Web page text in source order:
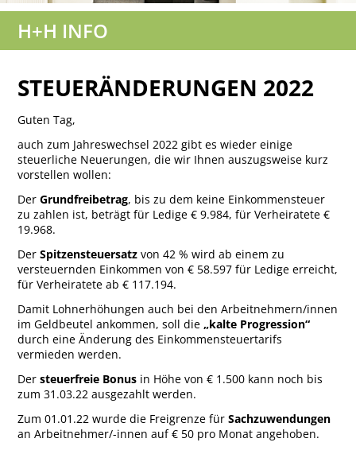
H+H INFO
STEUERÄNDERUNGEN 2022
Guten Tag,
auch zum Jahreswechsel 2022 gibt es wieder einige
steuerliche Neuerungen, die wir Ihnen auszugsweise kurz
vorstellen wollen:
DerGrundfreibetrag, bis zu dem keine Einkommensteuer
zu zahlen ist, beträgt für Ledige € 9.984, für Verheiratete €
19.968.
DerSpitzensteuersatz von 42 % wird ab einem zu
versteuernden Einkommen von € 58.597 für Ledige erreicht,
für Verheiratete ab € 117.194.
Damit Lohnerhöhungen auch bei den Arbeitnehmern/innen
im Geldbeutel ankommen, soll die„kalte Progression“
durch eine Änderung des Einkommensteuertarifs
vermieden werden.
Dersteuerfreie Bonus in Höhe von € 1.500 kann noch bis
zum 31.03.22 ausgezahlt werden.
Zum 01.01.22 wurde die Freigrenze fürSachzuwendungen
an Arbeitnehmer/-innen auf € 50 pro Monat angehoben.